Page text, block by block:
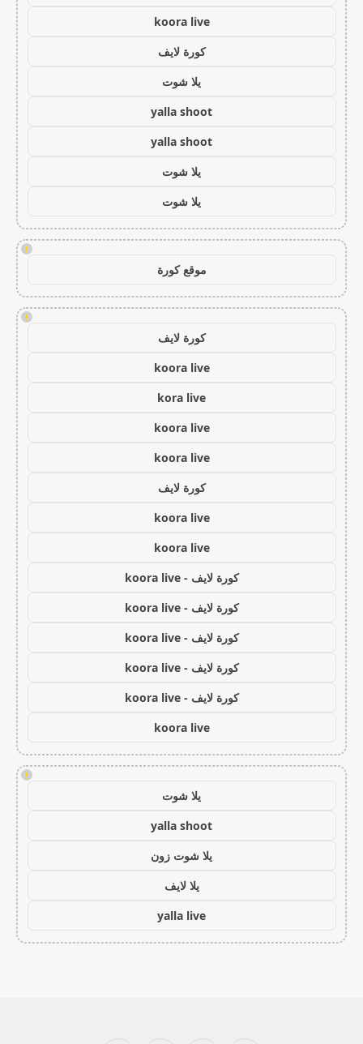
koora live
كورة لايف
يلا شوت
yalla shoot
yalla shoot
يلا شوت
يلا شوت
!
موقع كورة
!
كورة لايف
koora live
kora live
koora live
koora live
كورة لايف
koora live
koora live
كورة لايف - koora live
كورة لايف - koora live
كورة لايف - koora live
كورة لايف - koora live
كورة لايف - koora live
koora live
!
يلا شوت
yalla shoot
يلا شوت زون
يلا لايف
yalla live